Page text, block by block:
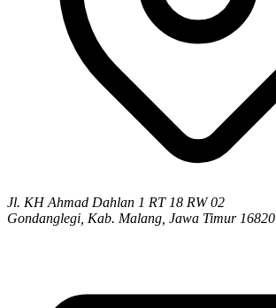
Jl. KH Ahmad Dahlan 1 RT 18 RW 02
Gondanglegi, Kab. Malang, Jawa Timur 16820